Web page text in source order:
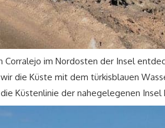
im Nordosten der Insel
die Küste mit dem türkisblauen
Küstenlinie der nahegelegenen Insel